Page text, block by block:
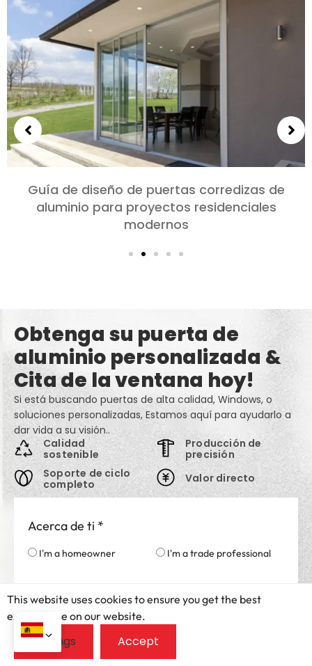
Elección de puertas de aluminio para
dormitorios y salones: Comodidad, Estilo, y
privacidad
Obtenga su puerta de
aluminio personalizada &
Cita de la ventana hoy!
Si está buscando puertas de alta calidad, Windows, o
soluciones personalizadas, Estamos aquí para ayudarlo a
dar vida a su visión..
Calidad
sostenible
Soporte de ciclo
completo
Producción de
precisión
Valor directo
Acerca de ti *
I'm a homeowner I'm a trade professional
País *
This website uses cookies to ensure you get the best
exprerience on our website.